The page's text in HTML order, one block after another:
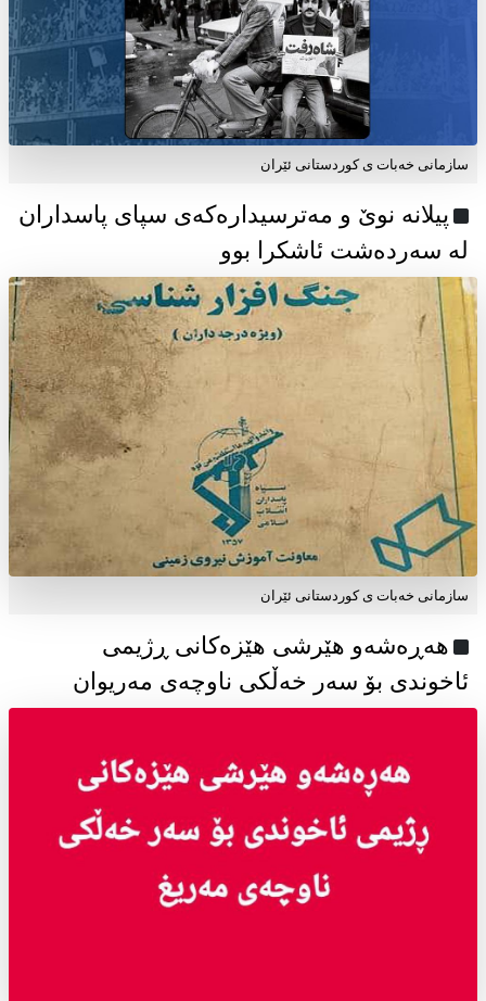
سازمانی خەبات ی كوردستانی ئێران
پیلانە نوێ و مەترسیدارەکەی سپای پاسداران
لە سەردەشت ئاشکرا بوو
سازمانی خەبات ی كوردستانی ئێران
هەڕەشەو هێرشی هێزەکانی ڕژیمی
ئاخوندی بۆ سەر خەڵکی ناوچەی مەریوان